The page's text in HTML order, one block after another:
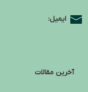
ایمیل:
آخرین مقالات